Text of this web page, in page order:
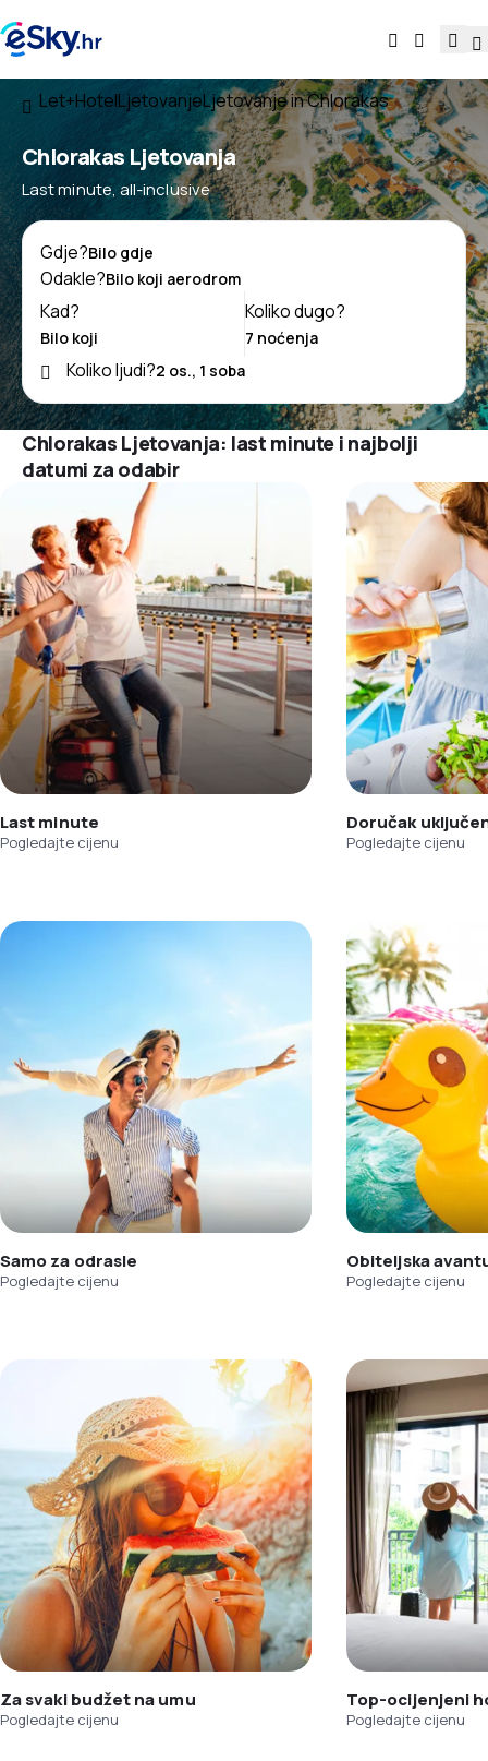
Let+HotelLjetovanjeLjetovanje in Chlorakas
Chlorakas Ljetovanja
Last minute, all-inclusive
Gdje?
Odakle?
Kad?
Koliko dugo?
Koliko ljudi?
Chlorakas Ljetovanja: last minute i najbolji
datumi za odabir
Last minute
Pogledajte cijenu
Doručak
Pogledajte cijenu
Samo za odrasle
Pogledajte cijenu
Obiteljska
Pogledajte cijenu
Za svaki budžet na umu
Pogledajte cijenu
Top-ocijenjeni
Pogledajte cijenu